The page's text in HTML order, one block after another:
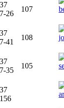
26
107
41
108
35
105